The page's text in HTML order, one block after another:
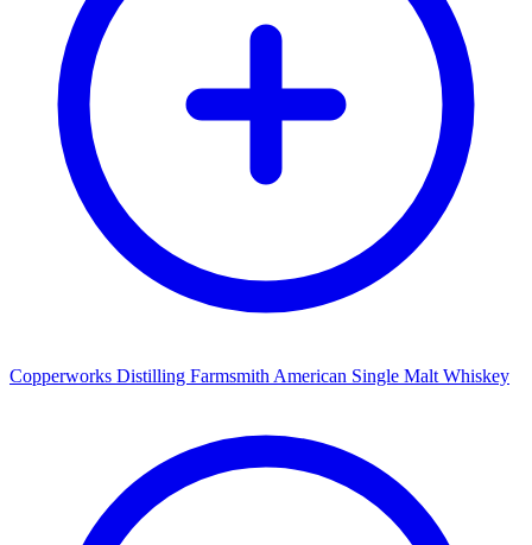
Copperworks Distilling Farmsmith American Single Malt Whiskey